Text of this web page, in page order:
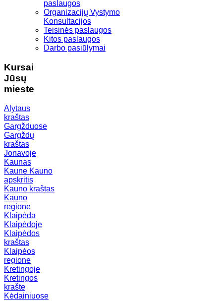
paslaugos
Organizacijų Vystymo
Konsultacijos
Teisinės paslaugos
Kitos paslaugos
Darbo pasiūlymai
Kursai
Jūsų
mieste
Alytaus
kraštas
Gargžduose
Gargždų
kraštas
Jonavoje
Kaunas
Kaune Kauno
apskritis
Kauno kraštas
Kauno
regione
Klaipėda
Klaipėdoje
Klaipėdos
kraštas
Klaipėos
regione
Kretingoje
Kretingos
krašte
Kėdainiuose